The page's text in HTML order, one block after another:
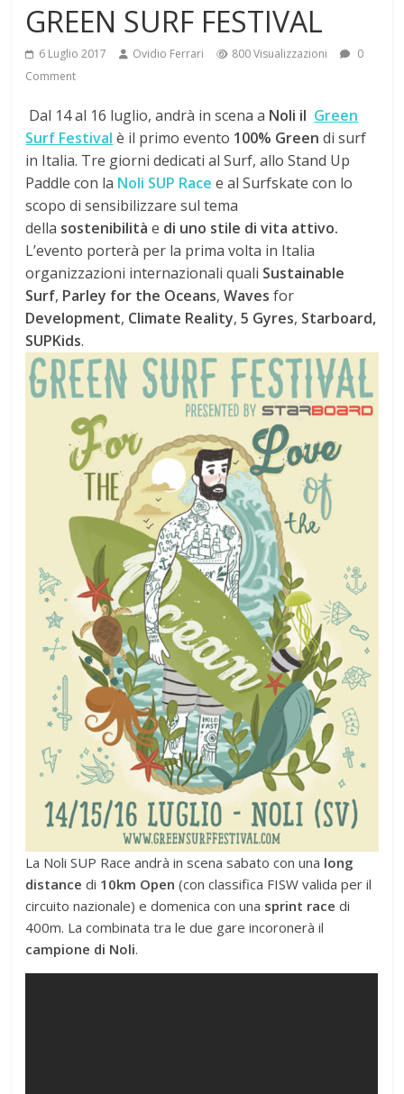
GREEN SURF FESTIVAL
6 Luglio 2017 Ovidio Ferrari 800 Visualizzazioni
0
Comment
Dal 14 al 16 luglio, andrà in scena a Noli il Green
Surf Festival è il primo evento 100% Green di surf
in Italia. Tre giorni dedicati al Surf, allo Stand Up
Paddle con la Noli SUP Race e al Surfskatecon lo
scopo di sensibilizzare sul tema
della sostenibilitàe di uno stile di vita attivo.
L’evento porterà per la prima volta in Italia
organizzazioni internazionali quali Sustainable
Surf, Parley for the Oceans,Waves for
Development, Climate Reality,5 Gyres, Starboard,
SUPKids.
La Noli SUP Race andrà in scena sabato con una long
distance di 10km Open (con classifica FISW valida per il
circuito nazionale) e domenica con una sprint race di
400m. La combinata tra le due gare incoronerà il
campione di Noli.